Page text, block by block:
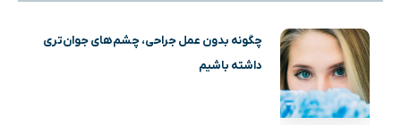
چگونه بدون عمل جراحی، چشم‌های جوان‌تری
داشته باشیم